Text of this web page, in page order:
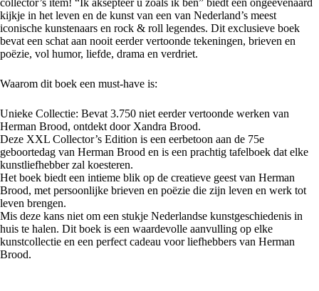
kijkje in het leven en de kunst van een van Nederland’s meest
iconische kunstenaars en rock & roll legendes. Dit exclusieve boek
bevat een schat aan nooit eerder vertoonde tekeningen, brieven en
poëzie, vol humor, liefde, drama en verdriet.
Waarom dit boek een must-have is:
Unieke Collectie: Bevat 3.750 niet eerder vertoonde werken van
Herman Brood, ontdekt door Xandra Brood.
Deze XXL Collector’s Edition is een eerbetoon aan de 75e
geboortedag van Herman Brood en is een prachtig tafelboek dat elke
kunstliefhebber zal koesteren.
Het boek biedt een intieme blik op de creatieve geest van Herman
Brood, met persoonlijke brieven en poëzie die zijn leven en werk tot
leven brengen.
Mis deze kans niet om een stukje Nederlandse kunstgeschiedenis in
huis te halen. Dit boek is een waardevolle aanvulling op elke
kunstcollectie en een perfect cadeau voor liefhebbers van Herman
Brood.